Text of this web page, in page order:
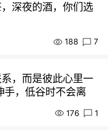
深夜的酒，你们选
188 7
，而是彼此心里一
手，低谷时不会离
176 1